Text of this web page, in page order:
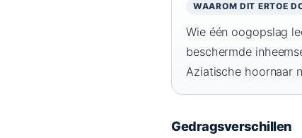
WAAROM DIT ERTOE
Wie één oogopslag
beschermde
Aziatische hoornaar
Gedragsverschillen